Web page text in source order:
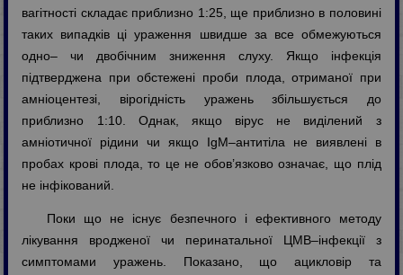
вагітності складає приблизно 1:25, ще приблизно в половині
таких випадків ці ураження швидше за все обмежуються
одно– чи двобічним зниження слуху. Якщо інфекція
підтверджена при обстежені проби плода, отриманої при
амніоцентезі, вірогідність уражень збільшується до
приблизно 1:10. Однак, якщо вірус не виділений з
амніотичної рідини чи якщо IgM–антитіла не виявлені в
пробах крові плода, то це не обов’язково означає, що плід
не інфікований.
Поки що не існує безпечного і ефективного методу
лікування вродженої чи перинатальної ЦМВ–інфекції з
симптомами уражень. Показано, що ацикловір та